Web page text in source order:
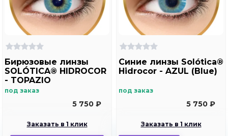
Бирюзовые линзы
SOLÓTICA® HIDROCOR
- TOPAZIO
под заказ
5 750 ₽
Заказать в 1 клик
Синие линзы Solótica®
Hidrocor - AZUL (Blue)
под заказ
5 750 ₽
Заказать в 1 клик